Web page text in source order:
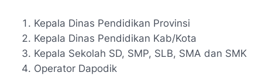
Kepala Dinas Pendidikan Provinsi
Kepala Dinas Pendidikan Kab/Kota
Kepala Sekolah SD, SMP, SLB, SMA dan SMK
Operator Dapodik